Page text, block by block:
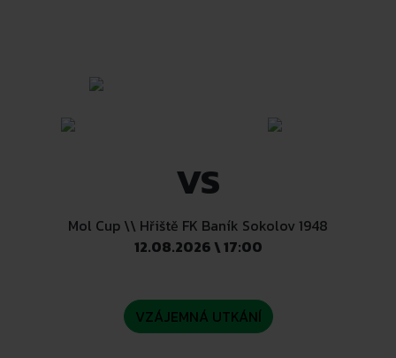
VS
Mol Cup \\ Hřiště FK Baník Sokolov 1948
12.08.2026 \ 17:00
VZÁJEMNÁ UTKÁNÍ